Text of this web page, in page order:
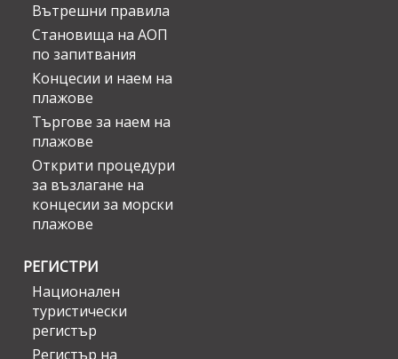
Вътрешни правила
Становища на АОП
по запитвания
Концесии и наем на
плажове
Търгове за наем на
плажове
Открити процедури
за възлагане на
концесии за морски
плажове
РЕГИСТРИ
Национален
туристически
регистър
Регистър на